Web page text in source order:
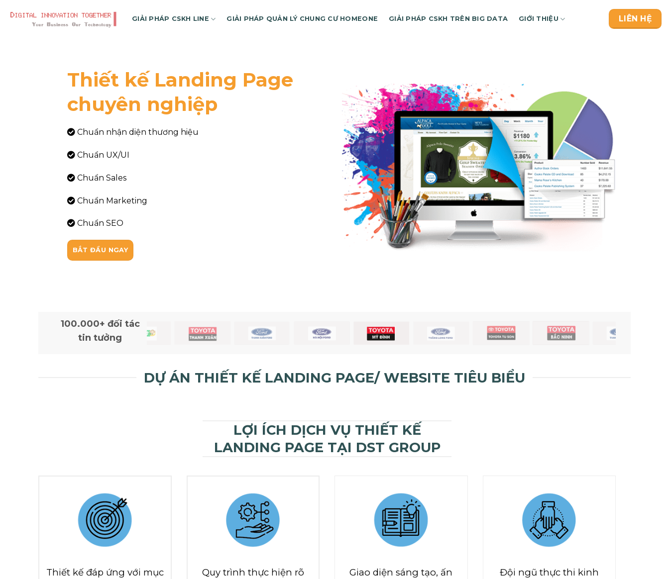
GIẢI PHÁP CSKH LINE GIẢI PHÁP QUẢN LÝ CHUNG CƯ HOMEONE GIẢI PHÁP CSKH TRÊN BIG DATA GIỚI THIỆU LIÊN HỆ
Thiết kế Landing Page
chuyên nghiệp
Chuẩn nhận diện thương hiệu
Chuẩn UX/UI
Chuẩn Sales
Chuẩn Marketing
Chuẩn SEO
BẮT ĐẦU NGAY
100.000+ đối tác
tin tưởng
DỰ ÁN THIẾT KẾ LANDING PAGE/ WEBSITE TIÊU BIỂU
LỢI ÍCH DỊCH VỤ THIẾT KẾ
LANDING PAGE TẠI DST GROUP
Thiết kế đáp ứng với mục
Quy trình thực hiện rõ
Giao diện sáng tạo, ấn
Đội ngũ thực thi kinh